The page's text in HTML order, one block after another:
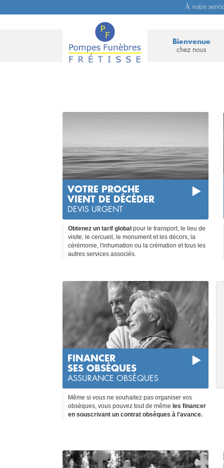
À votre
Bienvenue
chez nous
VOTRE PROCHE
VIENT DE DÉCÉDER
DEVIS URGENT
Obtenez un tarif global pour le transport, le lieu de
visite, le cercueil, le monument et les décors, la
cérémonie, l'inhumation ou la crémation et tous les
autres services associés.
FINANCER
SES OBSÈQUES
ASSURANCE OBSÈQUES
Même si vous ne souhaitez pas organiser vos
obsèques, vous pouvez tout de même les financer
en souscrivant un contrat obsèques à l'avance.